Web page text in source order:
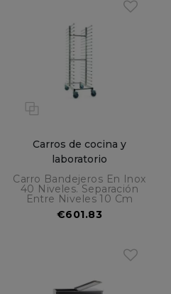
Carros de cocina y
laboratorio
Carro Bandejeros En Inox
40 Niveles. Separación
Entre Niveles 10 Cm
€601.83